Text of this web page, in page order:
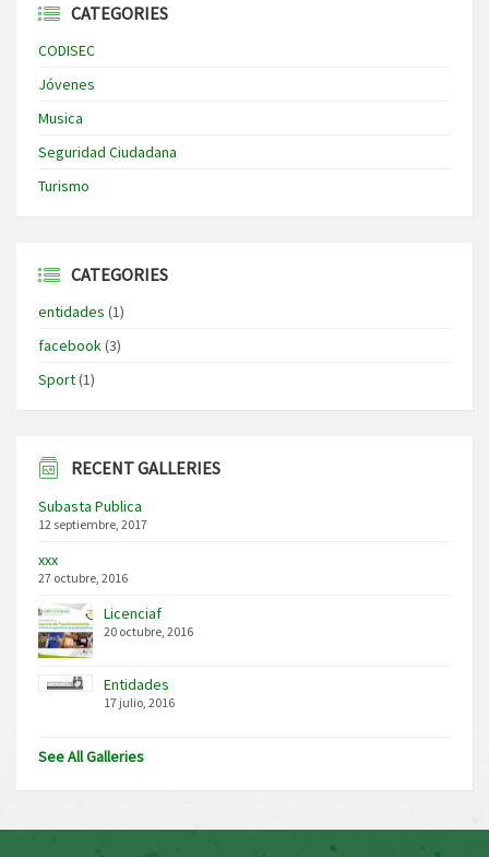
CATEGORIES
CODISEC
Jóvenes
Musica
Seguridad Ciudadana
Turismo
CATEGORIES
entidades (1)
facebook(3)
Sport(1)
RECENT GALLERIES
Subasta Publica
12 septiembre, 2017
xxx
27 octubre, 2016
Licenciaf
20 octubre, 2016
Entidades
17 julio, 2016
See All Galleries